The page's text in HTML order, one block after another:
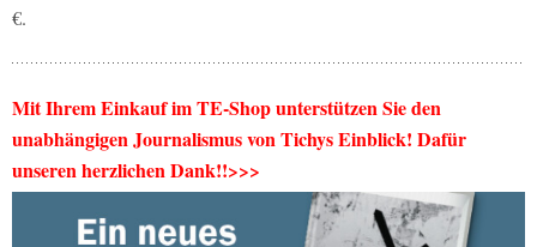
€.
Mit Ihrem Einkauf im TE-Shop unterstützen Sie den
unabhängigen Journalismus von Tichys Einblick! Dafür
unseren herzlichen Dank!!>>>